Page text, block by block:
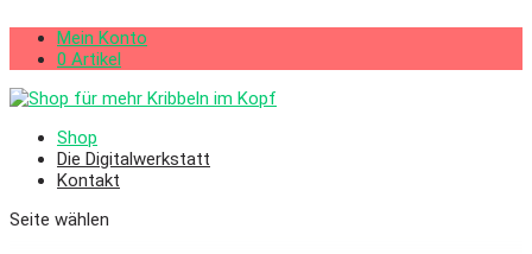
Mein Konto
0 Artikel
Shop
Die Digitalwerkstatt
Kontakt
Seite wählen